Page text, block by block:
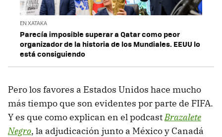
EN XATAKA
Parecía imposible superar a Qatar como peor
organizador de la historia de los Mundiales. EEUU lo
está consiguiendo
Pero los favores a Estados Unidos hace mucho
más tiempo que son evidentes por parte de FIFA.
Y es que como explican en el podcast Brazalete
Negro, la adjudicación junto a México y Canadá